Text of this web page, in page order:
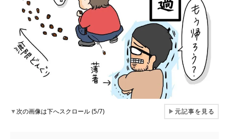
▼次の画像は下へスクロール (5/7) ▶元記事を見る